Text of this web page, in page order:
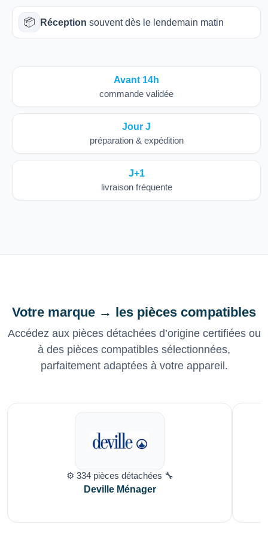
📦 Réception souvent dès le lendemain matin
Avant 14h
commande validée
Jour J
préparation & expédition
J+1
livraison fréquente
Votre marque → les pièces compatibles
Accédez aux pièces détachées d’origine certifiées ou
à des pièces compatibles sélectionnées,
parfaitement adaptées à votre appareil.
⚙️ 334 pièces détachées 🔧
Deville Ménager